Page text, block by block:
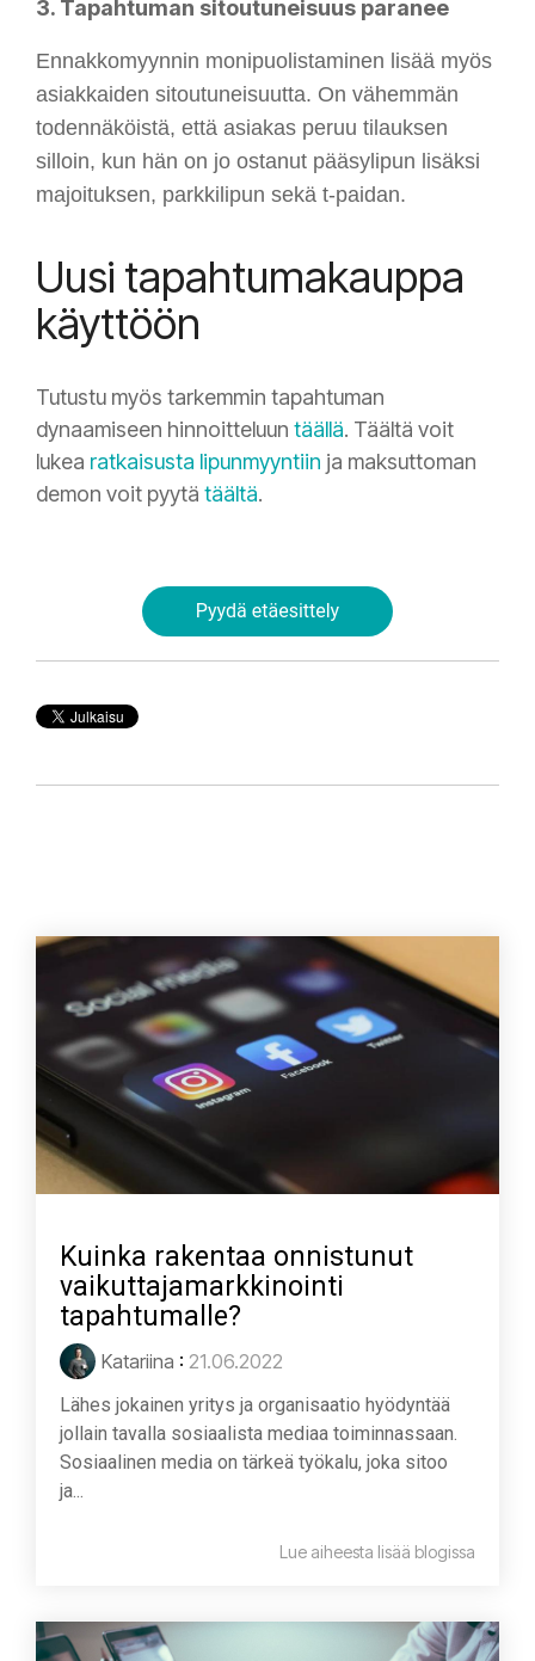
3. Tapahtuman sitoutuneisuus paranee
Ennakkomyynnin monipuolistaminen lisää myös
asiakkaiden sitoutuneisuutta. On vähemmän
todennäköistä, että asiakas peruu tilauksen
silloin, kun hän on jo ostanut pääsylipun lisäksi
majoituksen, parkkilipun sekä t-paidan.
Uusi tapahtumakauppa
käyttöön
Tutustu myös tarkemmin tapahtuman
dynaamiseen hinnoitteluun täällä. Täältä voit
lukea ratkaisusta lipunmyyntiin ja maksuttoman
demon voit pyytä täältä.
Kuinka rakentaa onnistunut
vaikuttajamarkkinointi
tapahtumalle?
Katariina : 21.06.2022
Lähes jokainen yritys ja organisaatio hyödyntää
jollain tavalla sosiaalista mediaa toiminnassaan.
Sosiaalinen media on tärkeä työkalu, joka sitoo
ja...
Lue aiheesta lisää blogissa